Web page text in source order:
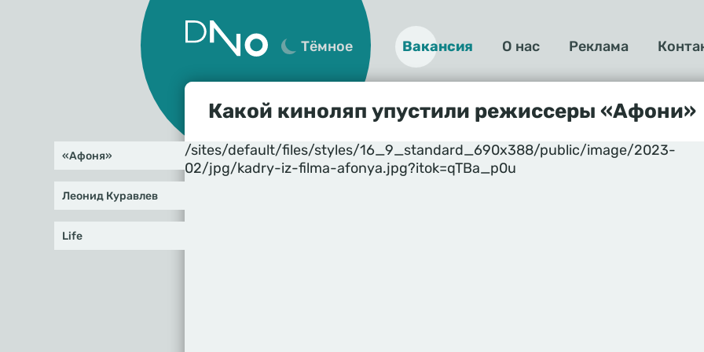
Тёмное
О
нас
Вакансия О нас Реклама
Какой киноляп упустили режиссеры «Афони»
/sites/default/files/styles/16_9_standard_690x388/public/image/2023-
02/jpg/kadry-iz-filma-afonya.jpg?itok=qTBa_p0u
«Афоня»
Леонид Куравлев
Life